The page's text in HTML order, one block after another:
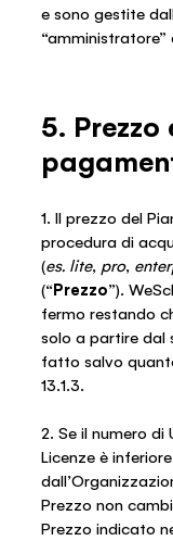
e sono gestite
“amministratore”
5.
1. Il prezzo del
procedura di
(es. lite, pro,
(“Prezzo”).
fermo restando
solo a partire dal
fatto salvo
13.1.3.
2. Se il numero
Licenze è
Prezzo non
Prezzo indicato